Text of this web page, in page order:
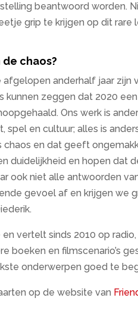
beantwoord worden.
grip te krijgen op dit rare
chaos?
afgelopen anderhalf jaar
zeggen dat 2020
Ons werk is
spel en cultuur; alles is
chaos en dat geeft
duidelijkheid en hopen dat
ook niet alle antwoorden
gevoel af en krijgen we
en vertelt sinds 2010 op
boeken en filmscenario’s
onderwerpen goed te
op de website van